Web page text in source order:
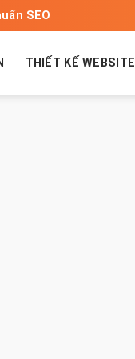
SEO
THIẾT KẾ WEBSITE